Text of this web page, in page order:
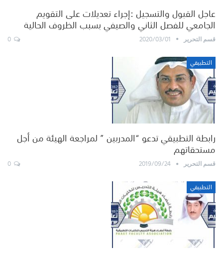
عاجل القبول والتسجيل :إجراء تعديلات على التقويم
الجامعي للفصل الثاني والصيفي بسبب الظروف الحالية
قسم التحرير 2020/03/01
التطبيقي
رابطة التطبيقي تدعو “المدربين ” لمراجعة الهيئة من أجل
مستحقاتهم
قسم التحرير 2019/09/24
التطبيقي